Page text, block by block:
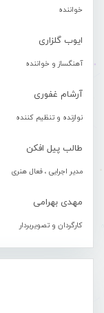
خواننده
ایوب گلزاری
آهنگساز و خواننده
آرشام غفوری
نوازنده و تنظیم کننده
طالب پیل افکن
مدیر اجرایی ، فعال هنری
مهدی بهرامی
کارگردان و تصویربردار